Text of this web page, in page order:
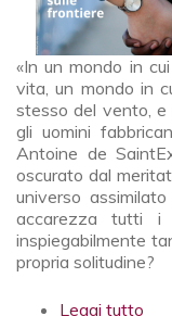
«In un mondo in
vita, un mondo in
stesso del vento, e
gli uomini
Antoine de
oscurato dal
universo
accarezza tutti i
inspiegabilmente
propria solitudine?
Leggi tutto